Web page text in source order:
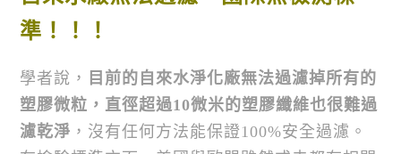
準！！！
學者說，
目前的自來水淨化廠無法過濾掉所有的
塑膠微粒，直徑超過10微米的塑膠纖維也很難過
濾乾淨 ，沒有任何方法能保證100%安全過濾。